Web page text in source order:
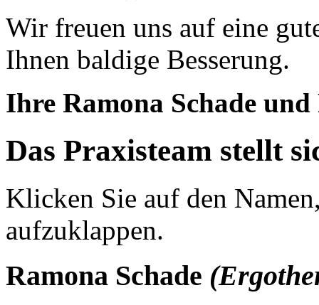
Wir freuen uns auf eine
Ihnen baldige Besserung.
Ihre Ramona Schade
Das Praxisteam stellt
Klicken Sie auf den
aufzuklappen.
Ramona Schade